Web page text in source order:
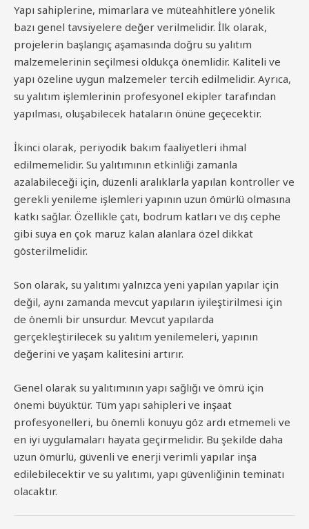
Yapı sahiplerine, mimarlara ve müteahhitlere yönelik
bazı genel tavsiyelere değer verilmelidir. İlk olarak,
projelerin başlangıç aşamasında doğru su yalıtım
malzemelerinin seçilmesi oldukça önemlidir. Kaliteli ve
yapı özeline uygun malzemeler tercih edilmelidir. Ayrıca,
su yalıtım işlemlerinin profesyonel ekipler tarafından
yapılması, oluşabilecek hataların önüne geçecektir.
İkinci olarak, periyodik bakım faaliyetleri ihmal
edilmemelidir. Su yalıtımının etkinliği zamanla
azalabileceği için, düzenli aralıklarla yapılan kontroller ve
gerekli yenileme işlemleri yapının uzun ömürlü olmasına
katkı sağlar. Özellikle çatı, bodrum katları ve dış cephe
gibi suya en çok maruz kalan alanlara özel dikkat
gösterilmelidir.
Son olarak, su yalıtımı yalnızca yeni yapılan yapılar için
değil, aynı zamanda mevcut yapıların iyileştirilmesi için
de önemli bir unsurdur. Mevcut yapılarda
gerçekleştirilecek su yalıtım yenilemeleri, yapının
değerini ve yaşam kalitesini artırır.
Genel olarak su yalıtımının yapı sağlığı ve ömrü için
önemi büyüktür. Tüm yapı sahipleri ve inşaat
profesyonelleri, bu önemli konuyu göz ardı etmemeli ve
en iyi uygulamaları hayata geçirmelidir. Bu şekilde daha
uzun ömürlü, güvenli ve enerji verimli yapılar inşa
edilebilecektir ve su yalıtımı, yapı güvenliğinin teminatı
olacaktır.